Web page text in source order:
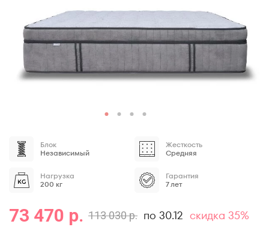
Блок
Независимый
Жесткость
Средняя
Нагрузка
200 кг
Гарантия
7 лет
113 030 р.
73 470 р. по 30.12 скидка 35%